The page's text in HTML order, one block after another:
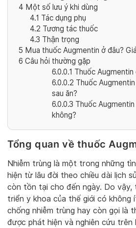
4 Một số lưu ý khi dùng
4.1 Tác dụng phụ
4.2 Tương tác thuốc
4.3 Thận trọng
5 Mua thuốc Augmentin ở đâu?
6 Câu hỏi thường gặp
6.0.0.1 Thuốc
6.0.0.2 Thuốc
sau ăn?
6.0.0.3 Thuốc
không?
Tổng quan về thuốc
Nhiễm trùng là một trong những
hiện từ lâu đời theo chiều dài lịch
còn tồn tại cho đến ngày. Do vậy,
triển y khoa của thế giới có không
chống nhiễm trùng hay còn gọi là
được phát hiện và nghiên cứu trên